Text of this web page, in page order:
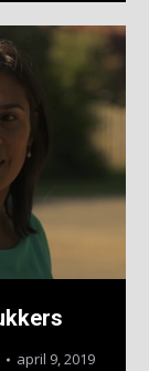
april 9, 2019